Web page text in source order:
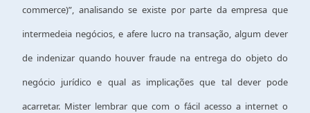
commerce)”, analisando se existe por parte da empresa que
intermedeia negócios, e afere lucro na transação, algum dever
de indenizar quando houver fraude na entrega do objeto do
negócio jurídico e qual as implicações que tal dever pode
acarretar. Mister lembrar que com o fácil acesso a internet o